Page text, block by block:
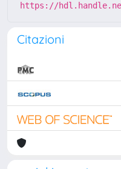
https://
Citazioni